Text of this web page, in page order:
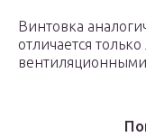
Винтовка
отличается